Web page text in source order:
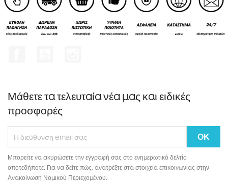
Μάθετε τα τελευταία νέα μας και ειδικές
προσφορές
Μπορείτε να ακυρώσετε την εγγραφή σας στο ενημερωτικό δελτίο
οποτεδήποτε. Για να δείτε πώς, ανατρέξτε στα στοιχεία επικοινωνίας στην
Ανακοίνωση Νομικού Περιεχομένου.